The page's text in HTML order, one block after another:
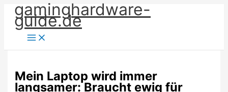
Zum
Inhalt
springen
gaminghardware-
guide.de
Mein Laptop wird immer
langsamer: Braucht ewig für